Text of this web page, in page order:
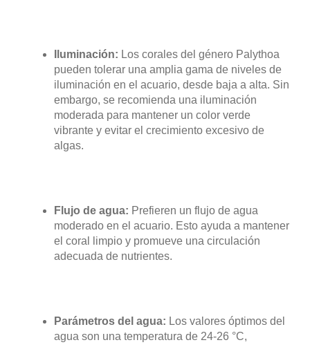
Iluminación: Los corales del género Palythoa
pueden tolerar una amplia gama de niveles de
iluminación en el acuario, desde baja a alta. Sin
embargo, se recomienda una iluminación
moderada para mantener un color verde
vibrante y evitar el crecimiento excesivo de
algas.
Flujo de agua: Prefieren un flujo de agua
moderado en el acuario. Esto ayuda a mantener
el coral limpio y promueve una circulación
adecuada de nutrientes.
Parámetros del agua: Los valores óptimos del
agua son una temperatura de 24-26 °C,